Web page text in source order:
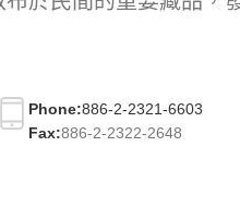
Phone:886-2-2321-6603
Fax:886-2-2322-2648